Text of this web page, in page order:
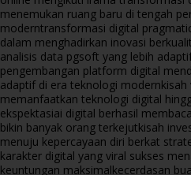
menemukan ruang baru di tengah
moderntransformasi digital
dalam menghadirkan inovasi
analisis data pgsoft yang lebih
pengembangan platform digital
adaptif di era teknologi modernkisah
memanfaatkan teknologi digital
ekspektasiai digital berhasil
bikin banyak orang terkejutkisah
menuju kepercayaan diri berkat
karakter digital yang viral sukses
keuntungan maksimalkecerdasan